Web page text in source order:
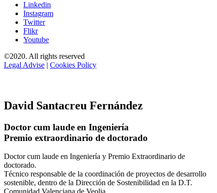
Linkedin
Instagram
Twitter
Flikr
Youtube
©2020. All rights reserved
Legal Advise | Cookies Policy
David Santacreu Fernández
Doctor cum laude en Ingeniería
Premio extraordinario de doctorado
Doctor cum laude en Ingeniería y Premio Extraordinario de
doctorado.
Técnico responsable de la coordinación de proyectos de desarrollo
sostenible, dentro de la Dirección de Sostenibilidad en la D.T.